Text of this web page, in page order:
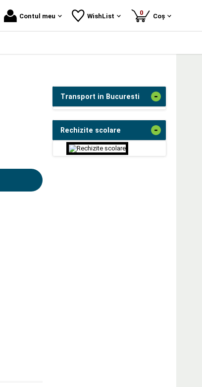
Contul meu WishList 0produse
Coș
Transport in Bucuresti -
Rechizite scolare -